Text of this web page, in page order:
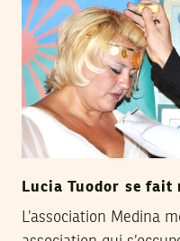
Lucia Tuodor se fait
L’association Medina